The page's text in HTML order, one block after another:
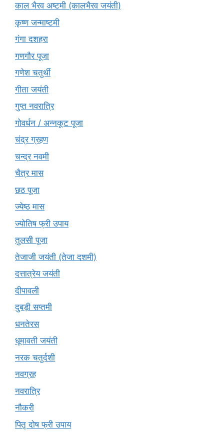
काल भैरव अष्टमी (कालभैरव जयंती)
कृष्ण जन्माष्टमी
गंगा दशहरा
गणगौर पूजा
गणेश चतुर्थी
गीता जयंती
गुप्त नवरात्रि
गोवर्धन / अन्नकूट पूजा
चंद्र ग्रहण
चन्द्र नवमी
चैत्र मास
छठ पूजा
ज्येष्ठ मास
ज्योतिष फ्री उपाय
तुलसी पूजा
तेजाजी जयंती (तेजा दशमी)
दत्तात्रेय जयंती
दीपावली
दुबड़ी सप्तमी
धनतेरस
धूमावती जयंती
नरक चतुर्दशी
नवग्रह
नवरात्रि
नौकरी
पितृ दोष फ्री उपाय